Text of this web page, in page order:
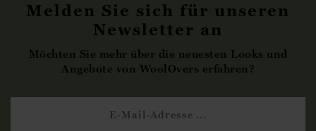
Melden Sie sich für unseren
Newsletter an
Möchten Sie mehr über die neuesten Looks und
Angebote von WoolOvers erfahren?